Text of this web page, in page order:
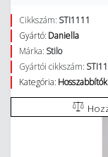
Cikkszám: STI1111
Gyártó: Daniella
Márka: Stilo
Gyártói cikkszám:
Kategória: Hosszabbítók